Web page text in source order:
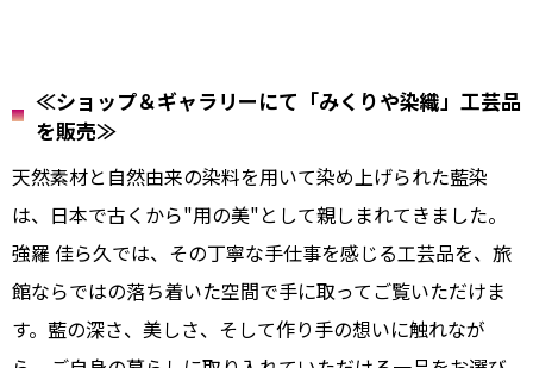
≪ショップ＆ギャラリーにて「みくりや染織」工芸品
を販売≫
天然素材と自然由来の染料を用いて染め上げられた藍染
は、日本で古くから"用の美"として親しまれてきました。
強羅 佳ら久では、その丁寧な手仕事を感じる工芸品を、旅
館ならではの落ち着いた空間で手に取ってご覧いただけま
す。藍の深さ、美しさ、そして作り手の想いに触れなが